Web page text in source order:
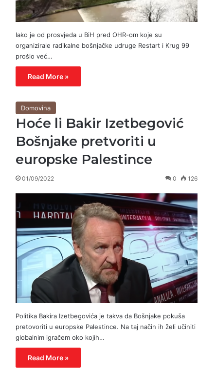
Iako je od prosvjeda u BiH pred OHR-om koje su
organizirale radikalne bošnjačke udruge Restart i Krug 99
prošlo već…
Read More »
Domovina
Hoće li Bakir Izetbegović
Bošnjake pretvoriti u
europske Palestince
01/09/2022 0 126
Politika Bakira Izetbegovića je takva da Bošnjake pokuša
pretovoriti u europske Palestince. Na taj način ih želi učiniti
globalnim igračem oko kojih…
Read More »